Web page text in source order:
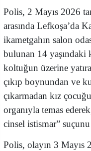
Polis, 2 Mayıs 2026
arasında Lefkoşa’da
ikametgahın salon
bulunan 14 yaşındaki
koltuğun üzerine
çıkıp boynundan ve
çıkarmadan kız
organıyla temas
cinsel istismar”
Polis, olayın 3